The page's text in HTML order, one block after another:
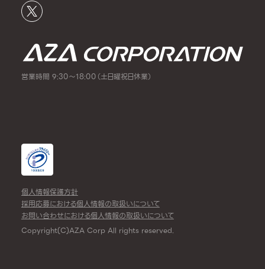
営業時間 9:30～18:00（土日曜祝日休業）
個人情報保護方針
採用応募における個人情報の取扱いについて
お問い合わせにおける個人情報の取扱いについて
Copyright(C)AZA Corp All rights reserved.